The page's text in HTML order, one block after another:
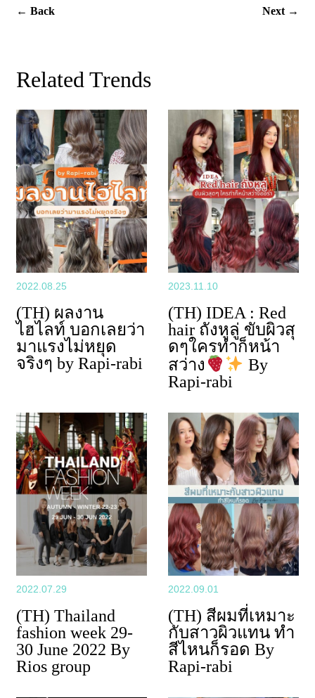
ok
← Back Next →
Related Trends
2022.08.25
(TH) ผลงาน
ไฮไลท์ บอกเลยว่า
มาแรงไม่หยุด
จริงๆ by Rapi-rabi
2023.11.10
(TH) IDEA : Red
hair ถังหูลู่ ขับผิวสุ
ดๆใครทำก็หน้า
สว่าง
By
Rapi-rabi
2022.07.29
(TH) Thailand
fashion week 29-
30 June 2022 By
Rios group
2022.09.01
(TH) สีผมที่เหมาะ
กับสาวผิวแทน ทำ
สีไหนก็รอด By
Rapi-rabi